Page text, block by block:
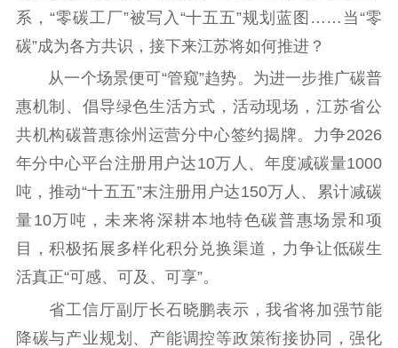
系，“零碳工厂”被写入“十五五”规划蓝图……当“零
碳”成为各方共识，接下来江苏将如何推进？
从一个场景便可“管窥”趋势。为进一步推广碳普
惠机制、倡导绿色生活方式，活动现场，江苏省公
共机构碳普惠徐州运营分中心签约揭牌。力争2026
年分中心平台注册用户达10万人、年度减碳量1000
吨，推动“十五五”末注册用户达150万人、累计减碳
量10万吨，未来将深耕本地特色碳普惠场景和项
目，积极拓展多样化积分兑换渠道，力争让低碳生
活真正“可感、可及、可享”。
省工信厅副厅长石晓鹏表示，我省将加强节能
降碳与产业规划、产能调控等政策衔接协同，强化